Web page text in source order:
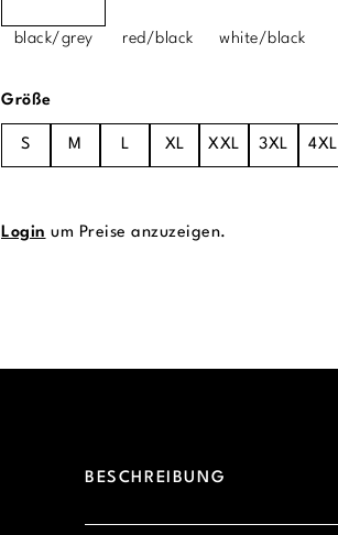
black/grey red/black white/black
Größeauswählen
S M L XL XXL 3XL 4XL
Login um Preise anzuzeigen.
BESCHREIBUNG